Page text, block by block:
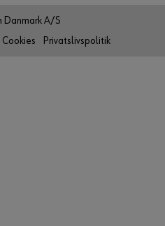
Danmark A/S
Cookies Privatslivspolitik